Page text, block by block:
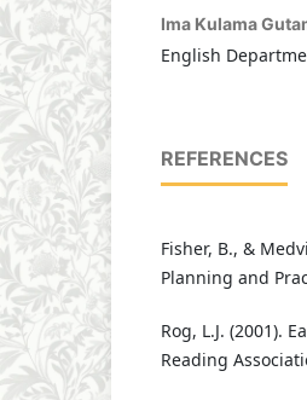
Ima Kulama
English
REFERENCES
Fisher, B., &
Planning and
Rog, L.J. (2001).
Reading